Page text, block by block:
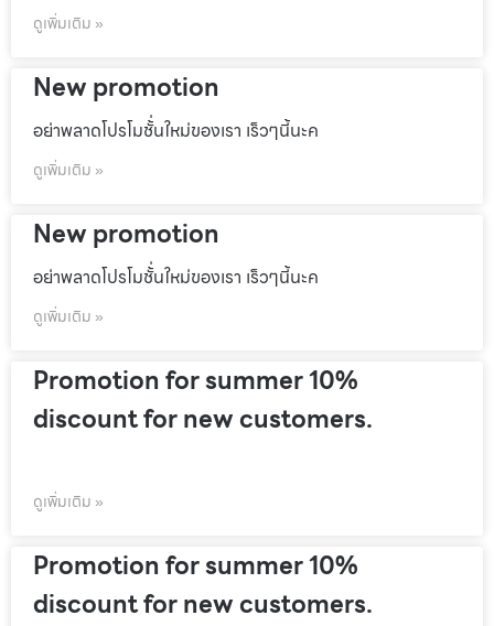
ดูเพิ่มเติม »
New promotion
อย่าพลาดโปรโมชั้่นใหม่ของเรา เร็วๆนี้นะค
ดูเพิ่มเติม »
New promotion
อย่าพลาดโปรโมชั้่นใหม่ของเรา เร็วๆนี้นะค
ดูเพิ่มเติม »
Promotion for summer 10%
discount for new customers.
ดูเพิ่มเติม »
Promotion for summer 10%
discount for new customers.